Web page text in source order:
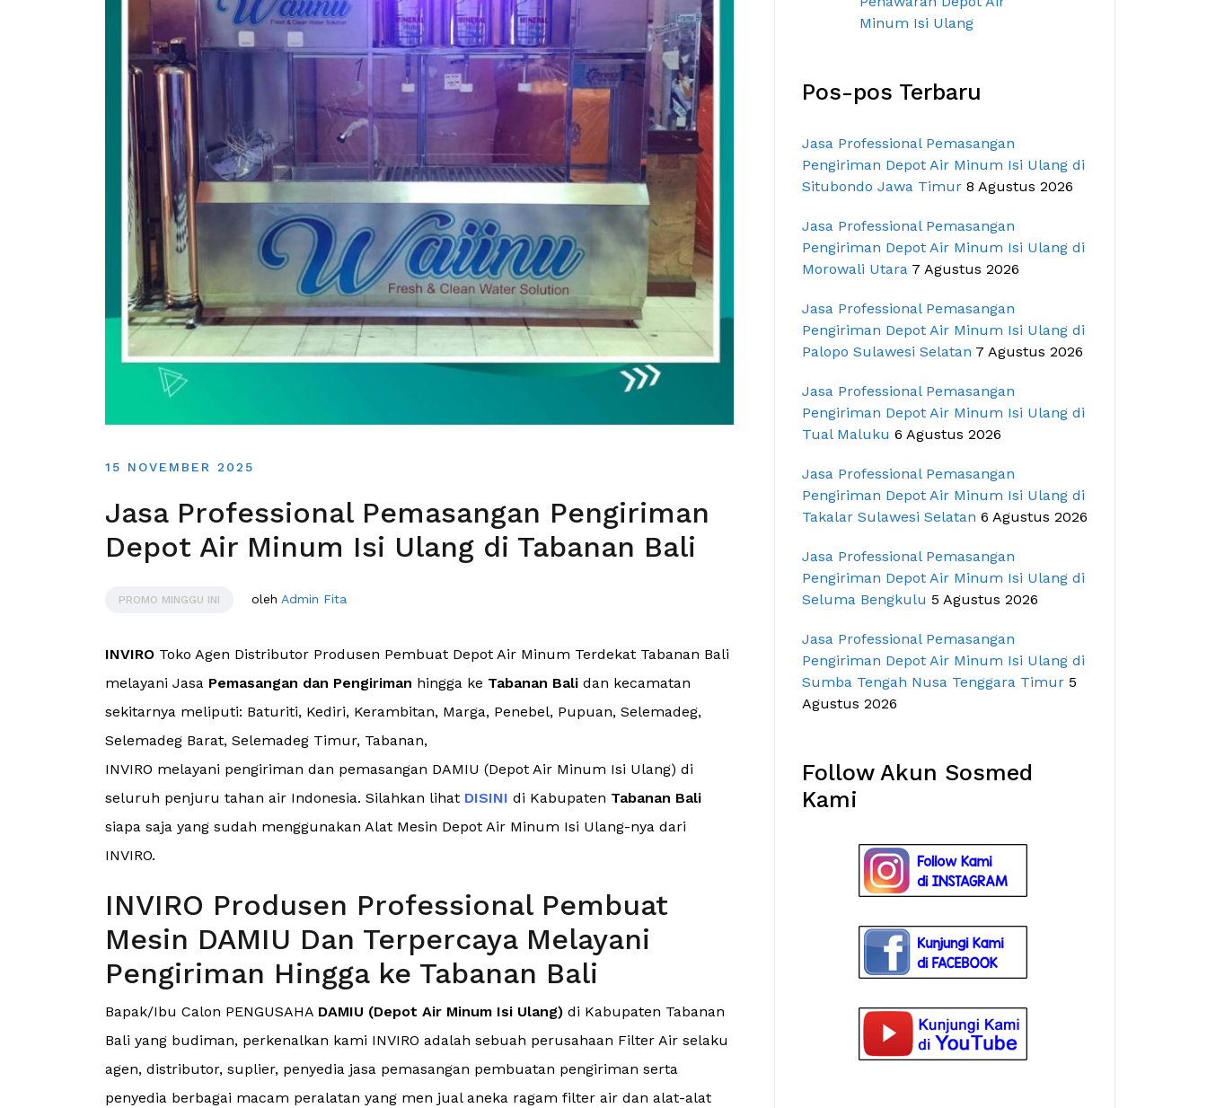
15 NOVEMBER 2025
Jasa Professional Pemasangan Pengiriman
Depot Air Minum Isi Ulang di Tabanan Bali
PROMO MINGGU INI oleh Admin Fita
INVIRO Toko Agen Distributor Produsen Pembuat Depot Air Minum Terdekat Tabanan Bali
melayani Jasa Pemasangan dan Pengiriman hingga ke Tabanan Bali dan kecamatan
sekitarnya meliputi: Baturiti, Kediri, Kerambitan, Marga, Penebel, Pupuan, Selemadeg,
Selemadeg Barat, Selemadeg Timur, Tabanan,
INVIRO melayani pengiriman dan pemasangan DAMIU (Depot Air Minum Isi Ulang) di
seluruh penjuru tahan air Indonesia. Silahkan lihat DISINI di Kabupaten Tabanan Bali
siapa saja yang sudah menggunakan Alat Mesin Depot Air Minum Isi Ulang-nya dari
INVIRO.
INVIRO Produsen Professional Pembuat
Mesin DAMIU Dan Terpercaya Melayani
Pengiriman Hingga ke Tabanan Bali
Bapak/Ibu Calon PENGUSAHA DAMIU (Depot Air Minum Isi Ulang) di Kabupaten Tabanan
Bali yang budiman, perkenalkan kami INVIRO adalah sebuah perusahaan Filter Air selaku
agen, distributor, suplier, penyedia jasa pemasangan pembuatan pengiriman serta
penyedia berbagai macam peralatan yang men jual aneka ragam filter air dan alat-alat
Pos-pos Terbaru
Jasa Professional Pemasangan
Pengiriman Depot Air Minum Isi Ulang di
Situbondo Jawa Timur 8 Agustus 2026
Jasa Professional Pemasangan
Pengiriman Depot Air Minum Isi Ulang di
Morowali Utara 7 Agustus 2026
Jasa Professional Pemasangan
Pengiriman Depot Air Minum Isi Ulang di
Palopo Sulawesi Selatan 7 Agustus 2026
Jasa Professional Pemasangan
Pengiriman Depot Air Minum Isi Ulang di
Tual Maluku 6 Agustus 2026
Jasa Professional Pemasangan
Pengiriman Depot Air Minum Isi Ulang di
Takalar Sulawesi Selatan 6 Agustus 2026
Jasa Professional Pemasangan
Pengiriman Depot Air Minum Isi Ulang di
Seluma Bengkulu 5 Agustus 2026
Jasa Professional Pemasangan
Pengiriman Depot Air Minum Isi Ulang di
Sumba Tengah Nusa Tenggara Timur 5
Agustus 2026
Follow Akun Sosmed
Kami